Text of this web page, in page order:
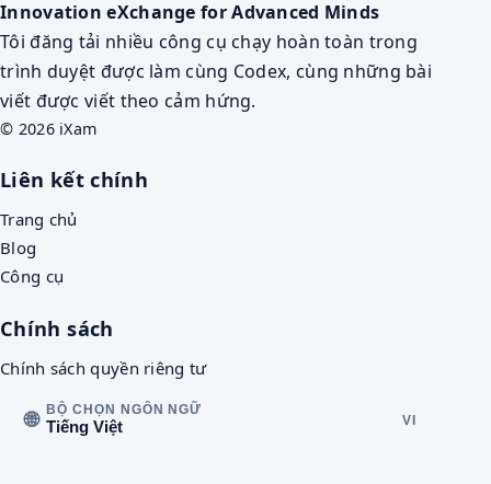
Innovation eXchange for Advanced Minds
Tôi đăng tải nhiều công cụ chạy hoàn toàn trong
trình duyệt được làm cùng Codex, cùng những bài
viết được viết theo cảm hứng.
© 2026 iXam
Liên kết chính
Trang chủ
Blog
Công cụ
Chính sách
Chính sách quyền riêng tư
🌐 BỘ CHỌN NGÔN NGỮ
Tiếng Việt VI